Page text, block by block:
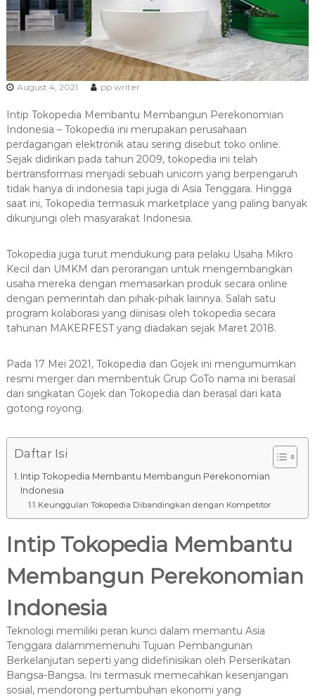
a
T
e
b
a
i
k
H
u
b
1
2
-
8
7
9
-
4
4
August 4, 2021 pp writer
Intip Tokopedia Membantu Membangun Perekonomian
Indonesia – Tokopedia ini merupakan perusahaan
perdagangan elektronik atau sering disebut toko online.
Sejak didirikan pada tahun 2009, tokopedia ini telah
bertransformasi menjadi sebuah unicorn yang berpengaruh
tidak hanya di indonesia tapi juga di Asia Tenggara. Hingga
saat ini, Tokopedia termasuk marketplace yang paling banyak
dikunjungi oleh masyarakat Indonesia.
Tokopedia juga turut mendukung para pelaku Usaha Mikro
Kecil dan UMKM dan perorangan untuk mengembangkan
usaha mereka dengan memasarkan produk secara online
dengan pemerintah dan pihak-pihak lainnya. Salah satu
program kolaborasi yang diinisasi oleh tokopedia secara
tahunan MAKERFEST yang diadakan sejak Maret 2018.
Pada 17 Mei 2021, Tokopedia dan Gojek ini mengumumkan
resmi merger dan membentuk Grup GoTo nama ini berasal
dari singkatan Gojek dan Tokopedia dan berasal dari kata
gotong royong.
Daftar Isi
Intip Tokopedia Membantu Membangun Perekonomian
Indonesia
Keunggulan Tokopedia Dibandingkan dengan Kompetitor
Intip Tokopedia Membantu
Membangun Perekonomian
Indonesia
Teknologi memiliki peran kunci dalam memantu Asia
Tenggara dalammemenuhi Tujuan Pembangunan
Berkelanjutan seperti yang didefinisikan oleh Perserikatan
Bangsa-Bangsa. Ini termasuk memecahkan kesenjangan
sosial, mendorong pertumbuhan ekonomi yang